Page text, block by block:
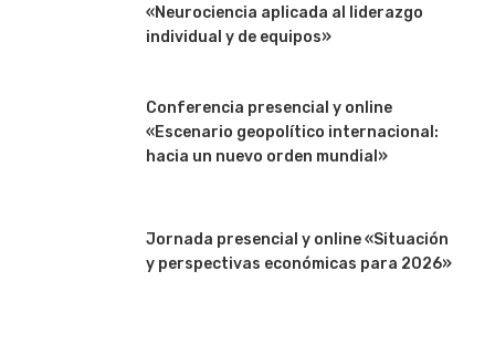
«Neurociencia aplicada al liderazgo
individual y de equipos»
Conferencia presencial y online
«Escenario geopolítico internacional:
hacia un nuevo orden mundial»
Jornada presencial y online «Situación
y perspectivas económicas para 2026»